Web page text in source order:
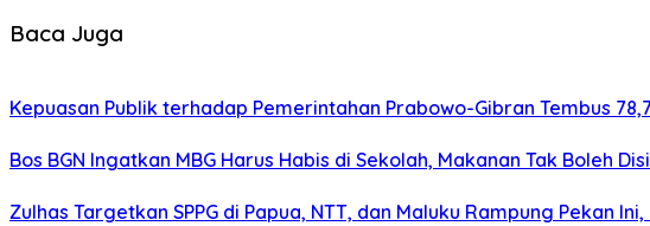
Baca Juga
Kepuasan Publik terhadap Pemerintahan Prabowo-Gibran Tembus
Bos BGN Ingatkan MBG Harus Habis di Sekolah, Makanan Tak Boleh
Zulhas Targetkan SPPG di Papua, NTT, dan Maluku Rampung Pekan